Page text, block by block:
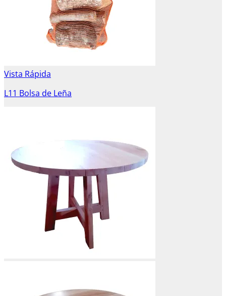
Vista Rápida
L11 Bolsa de Leña